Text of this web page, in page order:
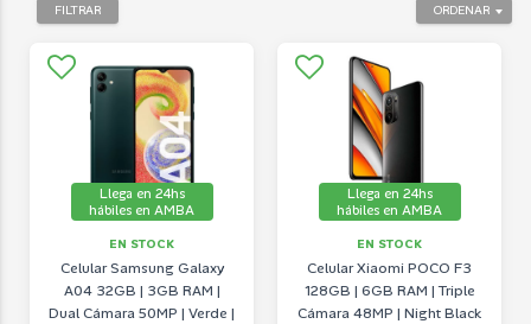
ORDENAR
FILTRAR
Llega en 24hs
hábiles en AMBA
EN STOCK
Celular Samsung Galaxy
A04 32GB | 3GB RAM |
Dual Cámara 50MP | Verde |
Llega en 24hs
hábiles en AMBA
EN STOCK
Celular Xiaomi POCO F3
128GB | 6GB RAM | Triple
Cámara 48MP | Night Black